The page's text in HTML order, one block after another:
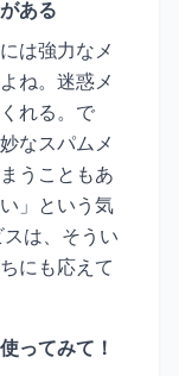
ある
は強力なメ
ね。迷惑メ
れる。で
なスパムメ
うこともあ
」という気
は、そうい
にも応えて
ってみて！